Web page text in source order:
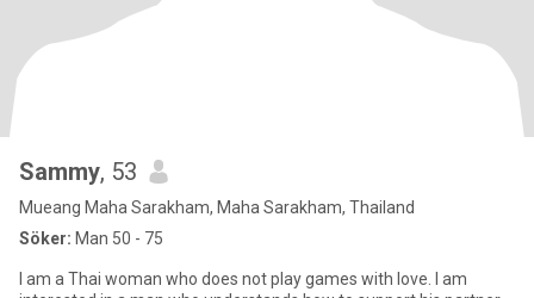
Sammy, 53
Mueang Maha Sarakham, Maha Sarakham, Thailand
Söker: Man 50 - 75
I am a Thai woman who does not play games with love. I am